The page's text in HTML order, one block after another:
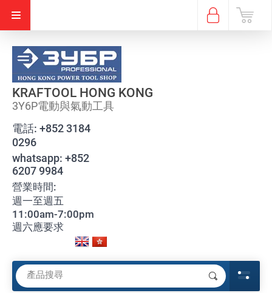
KRAFTOOL HONG KONG
3Y6P電動與氣動工具
電話: +852 3184
0296
whatsapp: +852
6207 9984
營業時間:
週一至週五
11:00am-7:00pm
週六應要求